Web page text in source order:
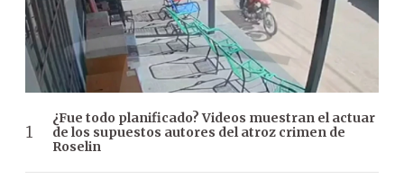
¿Fue todo planificado? Videos muestran el actuar
de los supuestos autores del atroz crimen de
Roselin